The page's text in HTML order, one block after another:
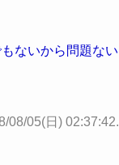
ないから問題ない
08/05(日)